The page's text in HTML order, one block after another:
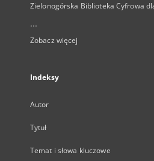
Zielonogórska Biblioteka Cyfrowa
...
Zobacz więcej
Indeksy
Autor
Tytuł
Temat i słowa kluczowe